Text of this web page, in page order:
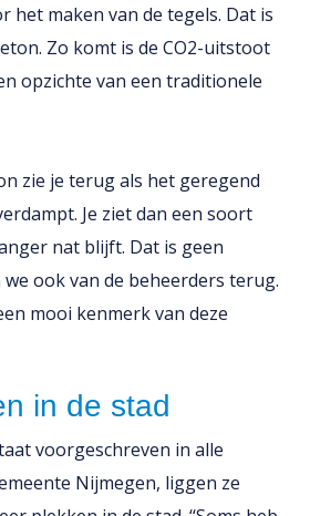
het maken van de tegels. Dat is
Zo komt is de CO2-uitstoot
opzichte van een traditionele
zie je terug als het geregend
Je ziet dan een soort
nat blijft. Dat is geen
ook van de beheerders terug.
mooi kenmerk van deze
in de stad
voorgeschreven in alle
Nijmegen, liggen ze